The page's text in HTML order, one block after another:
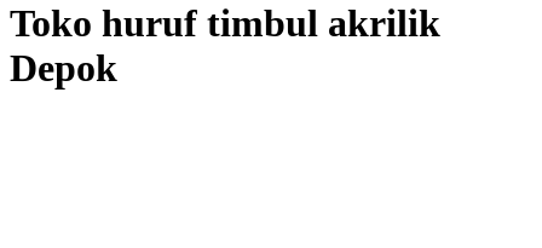
Toko huruf timbul akrilik
Depok